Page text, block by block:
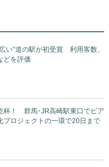
い”道の駅が初受賞 利用客数、
どを評価
杯！ 群馬･JR高崎駅東口でビア
ロジェクトの一環で20日まで